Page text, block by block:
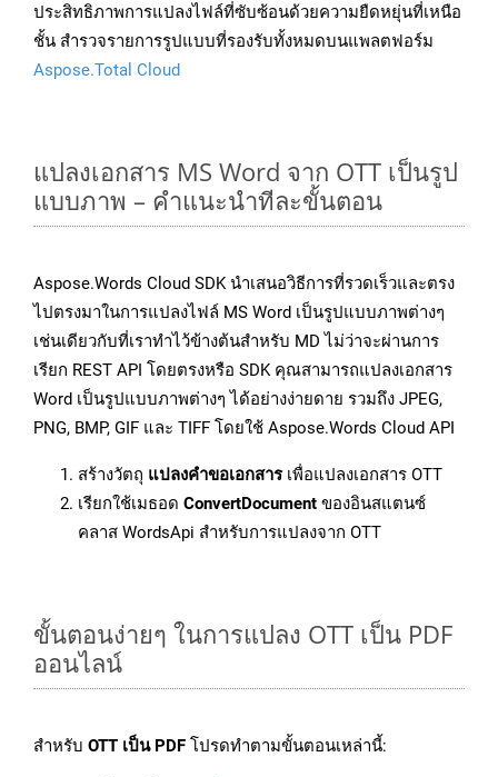
ประสิทธิภาพการแปลงไฟล์ที่ซับซ้อนด้วยความยืดหยุ่นที่เหนือ
ชั้น สำรวจรายการรูปแบบที่รองรับทั้งหมดบนแพลตฟอร์ม
Aspose.Total Cloud
แปลงเอกสาร MS Word จาก OTT เป็นรูป
แบบภาพ – คำแนะนำทีละขั้นตอน
Aspose.Words Cloud SDK นำเสนอวิธีการที่รวดเร็วและตรง
ไปตรงมาในการแปลงไฟล์ MS Word เป็นรูปแบบภาพต่างๆ
เช่นเดียวกับที่เราทำไว้ข้างต้นสำหรับ MD ไม่ว่าจะผ่านการ
เรียก REST API โดยตรงหรือ SDK คุณสามารถแปลงเอกสาร
Word เป็นรูปแบบภาพต่างๆ ได้อย่างง่ายดาย รวมถึง JPEG,
PNG, BMP, GIF และ TIFF โดยใช้ Aspose.Words Cloud API
สร้างวัตถุ แปลงคำขอเอกสารเพื่อแปลงเอกสาร OTT
เรียกใช้เมธอด ConvertDocument ของอินสแตนซ์
คลาส WordsApi สำหรับการแปลงจาก OTT
ขั้นตอนง่ายๆ ในการแปลง OTT เป็น PDF
ออนไลน์
สำหรับ OTT เป็น PDF โปรดทำตามขั้นตอนเหล่านี้: